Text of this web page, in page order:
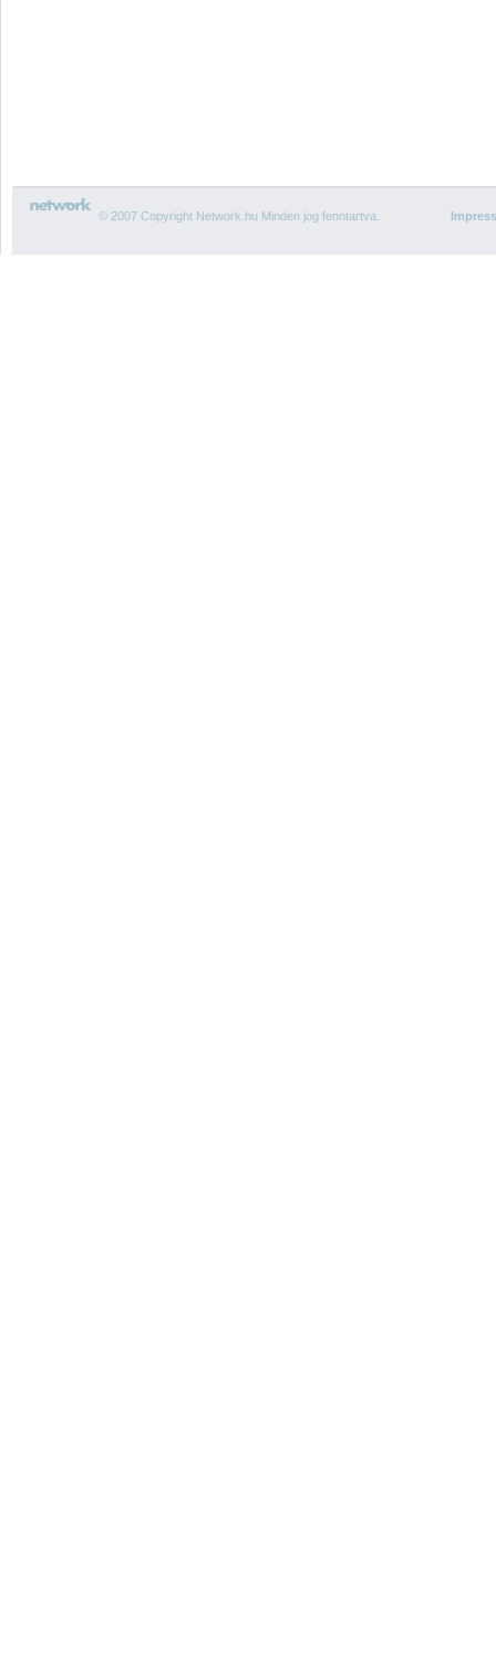
© 2007 Copyright Network.hu Minden jog fenntartva.